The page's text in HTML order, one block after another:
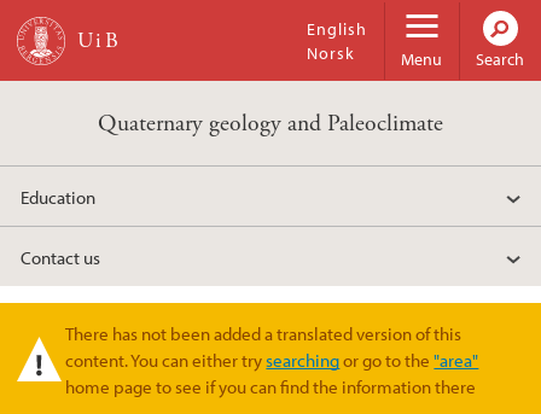
Skip to main content
Menu
English
Norsk
Search
Quaternary geology and Paleoclimate
Education
Contact us
Warning message
There has not been added a translated version of this
content. You can either try searchingor go to the"area"
home page to see if you can find the information there